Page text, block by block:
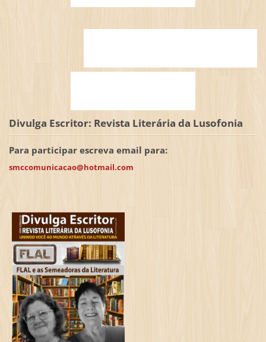
Divulga Escritor: Revista Literária da Lusofonia
Para participar escreva email para:
smccomunicacao@hotmail.com